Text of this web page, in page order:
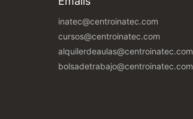
inatec@centroinatec.com
cursos@centroinatec.com
alquilerdeaulas@centroinatec.com
bolsadetrabajo@centroinatec.com